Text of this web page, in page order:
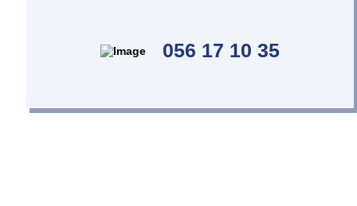
056 17 10 35